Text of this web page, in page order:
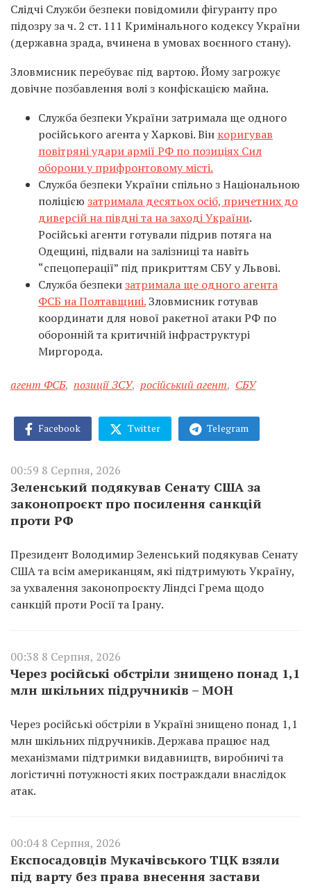
Слідчі Служби безпеки повідомили фігуранту про
підозру за ч. 2 ст. 111 Кримінального кодексу України
(державна зрада, вчинена в умовах воєнного стану).
Зловмисник перебуває під вартою. Йому загрожує
довічне позбавлення волі з конфіскацією майна.
Служба безпеки України затримала ще одного
російського агента у Харкові. Він коригував
повітряні удари армії РФ по позиціях Сил
оборони у прифронтовому місті.
Служба безпеки України спільно з Національною
поліцією затримала десятьох осіб, причетних до
диверсій на півдні та на заході України.
Російські агенти готували підрив потяга на
Одещині, підвали на залізниці та навіть
“спецоперації” під прикриттям СБУ у Львові.
Служба безпекизатримала ще одного агента
ФСБ на Полтавщині.Зловмисник готував
координати для нової ракетної атаки РФ по
оборонній та критичній інфраструктурі
Миргорода.
агент ФСБ, позиції ЗСУ, російський агент, СБУ
Facebook Twitter Telegram
00:59 8 Серпня, 2026
Зеленський подякував Сенату США за
законопроєкт про посилення санкцій
проти РФ
Президент Володимир Зеленський подякував Сенату
США та всім американцям, які підтримують Україну,
за ухвалення законопроєкту Ліндсі Грема щодо
санкцій проти Росії та Ірану.
00:38 8 Серпня, 2026
Через російські обстріли знищено понад 1,1
млн шкільних підручників – МОН
Через російські обстріли в Україні знищено понад 1,1
млн шкільних підручників. Держава працює над
механізмами підтримки видавництв, виробничі та
логістичні потужності яких постраждали внаслідок
атак.
00:04 8 Серпня, 2026
Експосадовців Мукачівського ТЦК взяли
під варту без права внесення застави